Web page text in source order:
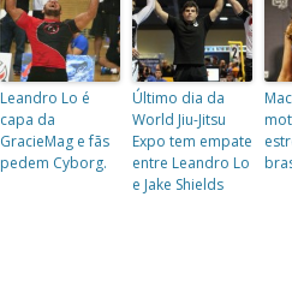
Leandro Lo é
capa da
GracieMag e fãs
pedem Cyborg.
Último dia da
World Jiu-Jitsu
Expo tem empate
entre Leandro Lo
e Jake Shields